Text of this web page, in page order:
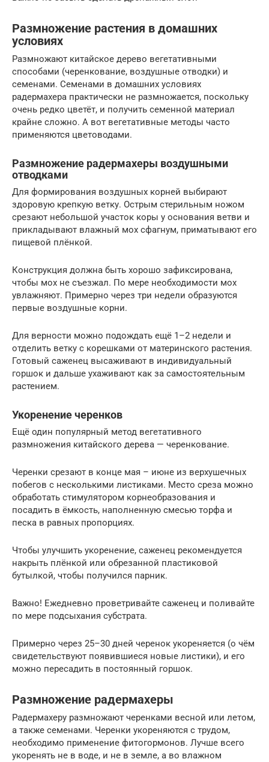
Размножение растения в домашних
условиях
Размножают китайское дерево вегетативными
способами (черенкование, воздушные отводки) и
семенами. Семенами в домашних условиях
радермахера практически не размножается, поскольку
очень редко цветёт, и получить семенной материал
крайне сложно. А вот вегетативные методы часто
применяются цветоводами.
Размножение радермахеры воздушными
отводками
Для формирования воздушных корней выбирают
здоровую крепкую ветку. Острым стерильным ножом
срезают небольшой участок коры у основания ветви и
прикладывают влажный мох сфагнум, приматывают его
пищевой плёнкой.
Конструкция должна быть хорошо зафиксирована,
чтобы мох не съезжал. По мере необходимости мох
увлажняют. Примерно через три недели образуются
первые воздушные корни.
Для верности можно подождать ещё 1–2 недели и
отделить ветку с корешками от материнского растения.
Готовый саженец высаживают в индивидуальный
горшок и дальше ухаживают как за самостоятельным
растением.
Укоренение черенков
Ещё один популярный метод вегетативного
размножения китайского дерева — черенкование.
Черенки срезают в конце мая – июне из верхушечных
побегов с несколькими листиками. Место среза можно
обработать стимулятором корнеобразования и
посадить в ёмкость, наполненную смесью торфа и
песка в равных пропорциях.
Чтобы улучшить укоренение, саженец рекомендуется
накрыть плёнкой или обрезанной пластиковой
бутылкой, чтобы получился парник.
Важно! Ежедневно проветривайте саженец и поливайте
по мере подсыхания субстрата.
Примерно через 25–30 дней черенок укореняется (о чём
свидетельствуют появившиеся новые листики), и его
можно пересадить в постоянный горшок.
Размножение радермахеры
Радермахеру размножают черенками весной или летом,
а также семенами. Черенки укореняются с трудом,
необходимо применение фитогормонов. Лучше всего
укоренять не в воде, и не в земле, а во влажном